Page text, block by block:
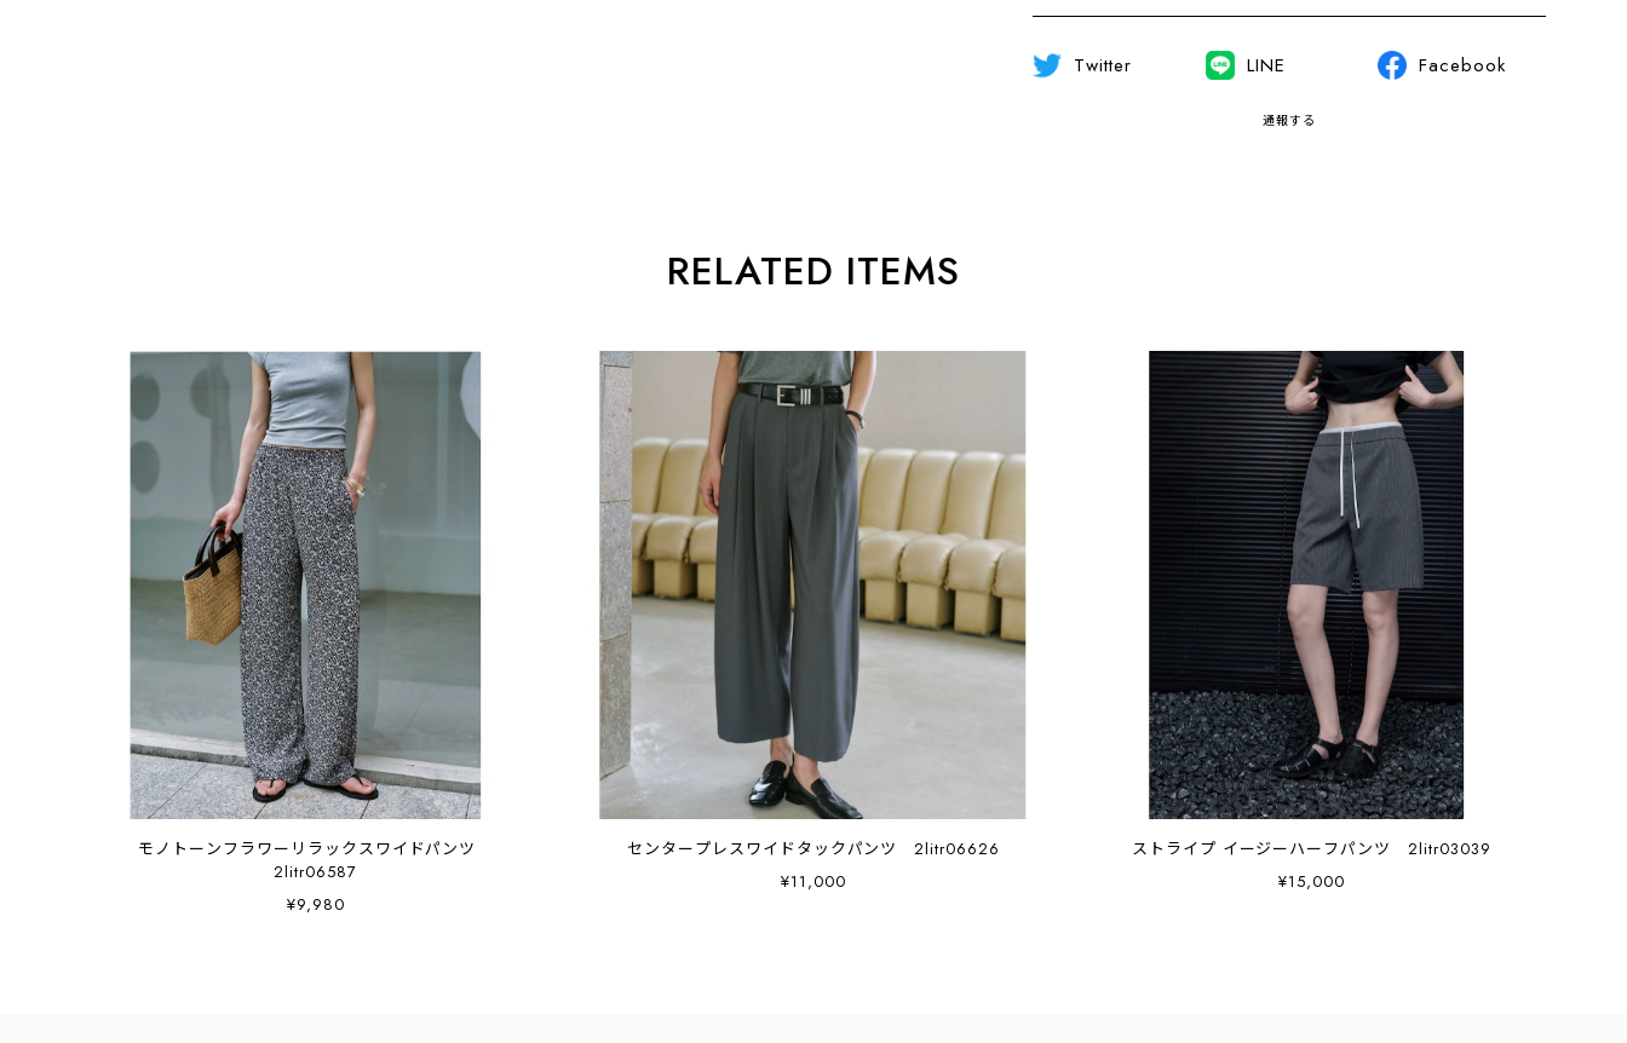
Twitter LINE Facebook
通報する
RELATED ITEMS
モノトーンフラワーリラックスワイドパンツ
2litr06587
¥9,980
センタープレスワイドタックパンツ 2litr06626
¥11,000
ストライプ イージーハーフパンツ 2litr03039
¥15,000